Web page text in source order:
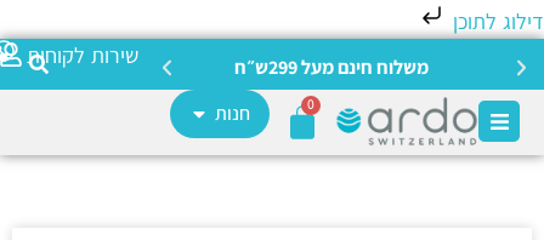
לתוכן
שירות לקוחות
משלוח חינם מעל 299ש״ח צריכה
חנות